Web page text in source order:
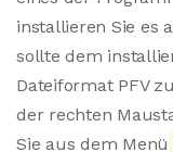
installieren Sie es
sollte dem
Dateiformat PFV
der rechten
Sie aus dem Menü